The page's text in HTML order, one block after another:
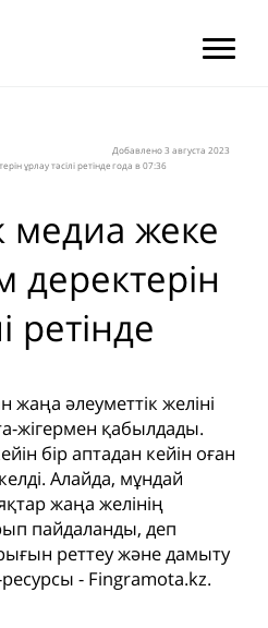
ұрлау тәсілі ретінде
Добавлено 3 августа 2023
года в 07:36
медиа жеке
деректерін
ретінде
әлеуметтік желіні
жігермен қабылдады.
бір аптадан кейін оған
Алайда, мұндай
жаңа желінің
пайдаланды, деп
реттеу және дамыту
ресурсы - Fingramota.kz.